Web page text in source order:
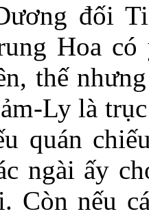
đối
Hoa
thế
Ly là
quán
ngài ấy
Còn nếu